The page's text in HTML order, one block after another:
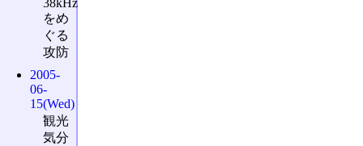
38kHz
をめ
ぐる
攻防
2005-
06-
15(Wed)
観光
気分